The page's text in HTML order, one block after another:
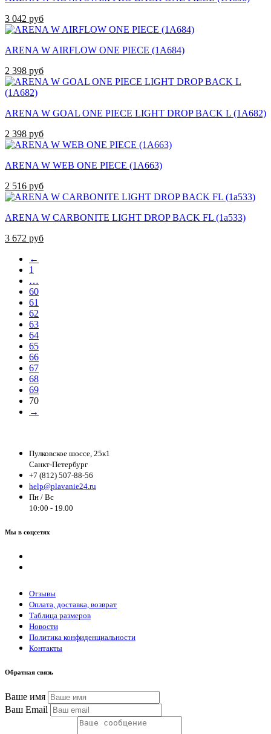
3 042 руб
ARENA W AIRFLOW ONE PIECE (1A684)
2 398 руб
ARENA W GOAL ONE PIECE LIGHT DROP BACK L (1A682)
2 398 руб
ARENA W WEB ONE PIECE (1A663)
2 516 руб
ARENA W CARBONITE LIGHT DROP BACK FL (1a533)
3 672 руб
←
1
…
60
61
62
63
64
65
66
67
68
69
70
→
Пулковское шоссе, 25к1
Санкт-Петербург
+7 (812) 507-88-56
help@plavanie24.ru
Пн / Вс
10:00 - 19.00
Мы в соцсетях
Отзывы
Оплата, доставка, возврат
Таблица размеров
Новости
Политика конфиденциальности
Контакты
Обратная связь
Ваше имя
Ваш Email